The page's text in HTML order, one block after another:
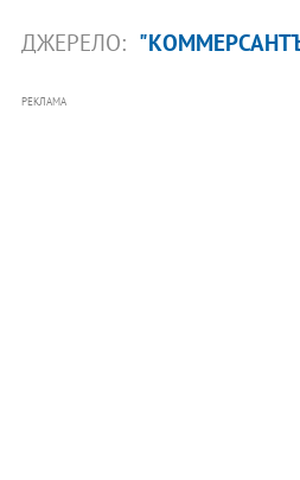
ДЖЕРЕЛО:
РЕКЛАМА